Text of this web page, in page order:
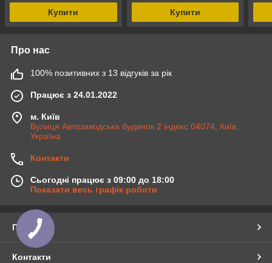
Купити Купити
Про нас
100% позитивних з 13 відгуків за рік
Працює з 24.01.2022
м. Київ
Вулиця Автозаводська будинок 2 індекс 04074, Київ,
Україна
Контакти
Сьогодні працює з 09:00 до 18:00
Показати весь графік роботи
Про нас
Контакти